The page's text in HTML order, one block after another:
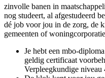
zinvolle banen in
nog studeert, al afgestudeerd
dé job voor jou in de zorg, de
gemeenten of
Je hebt een mbo-
geldig certificaat
Verpleegkundige niveau